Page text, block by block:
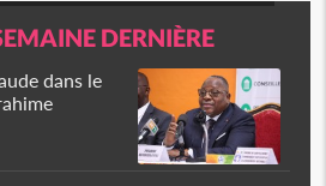
DERNIÈRE
dans le